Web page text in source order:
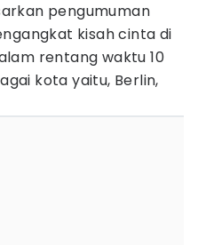
pengumuman
kisah cinta di
rentang waktu 10
kota yaitu, Berlin,